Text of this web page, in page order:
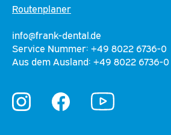
Routenplaner
info@frank-dental.de
Service Nummer: +49 8022 6736-0
Aus dem Ausland: +49 8022 6736-0
InstagramFacebook YouTube